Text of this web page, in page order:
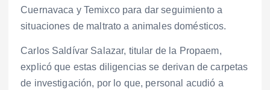
Cuernavaca y Temixco para dar seguimiento a
situaciones de maltrato a animales domésticos.
Carlos Saldívar Salazar, titular de la Propaem,
explicó que estas diligencias se derivan de carpetas
de investigación, por lo que, personal acudió a